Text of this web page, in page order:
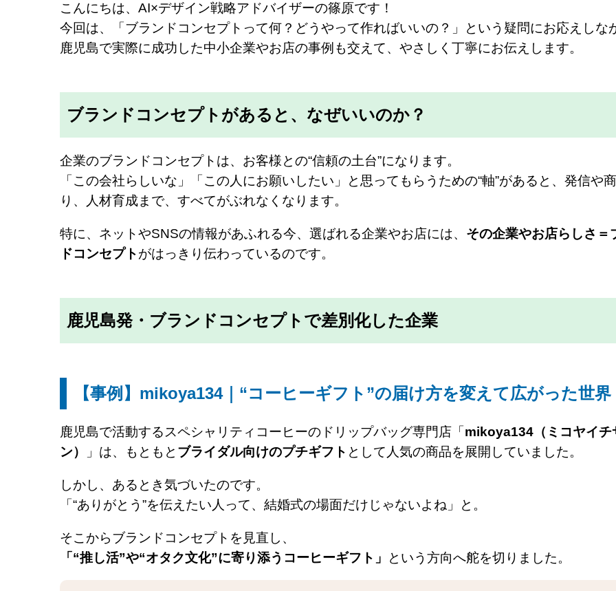
こんにちは、AI×デザイン戦略アドバイザーの篠原です！
今回は、「ブランドコンセプトって何？どうやって作ればいいの？」という疑問にお応えしな
鹿児島で実際に成功した中小企業やお店の事例も交えて、やさしく丁寧にお伝えします。
ブランドコンセプトがあると、なぜいいのか？
企業のブランドコンセプトは、お客様との“信頼の土台”になります。
「この会社らしいな」「この人にお願いしたい」と思ってもらうための“軸”があると、発信や
り、人材育成まで、すべてがぶれなくなります。
特に、ネットやSNSの情報があふれる今、選ばれる企業やお店には、 その企業やお店らしさ＝
ドコンセプトがはっきり伝わっているのです。
鹿児島発・ブランドコンセプトで差別化した企業
【事例】mikoya134｜“コーヒーギフト”の届け方を変えて広がった世界
鹿児島で活動するスペシャリティコーヒーのドリップバッグ専門店「 mikoya134（ミコヤイチ
ン）
」は、もともと ブライダル向けのプチギフト として人気の商品を展開していました。
しかし、あるとき気づいたのです。
「“ありがとう”を伝えたい人って、結婚式の場面だけじゃないよね」と。
そこからブランドコンセプトを見直し、
「“推し活”や“オタク文化”に寄り添うコーヒーギフト」
という方向へ舵を切りました。